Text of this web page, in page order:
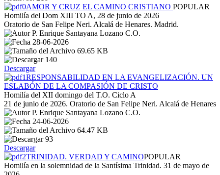
AMOR Y CRUZ EL CAMINO CRISTIANO POPULAR
Homilía del Dom XIII TO A, 28 de junio de 2026
Oratorio de San Felipe Neri. Alcalá de Henares. Madrid.
P. Enrique Santayana Lozano C.O.
28-06-2026
69.65 KB
140
Descargar
RESPONSABILIDAD EN LA EVANGELIZACIÓN. UN
ESLABÓN DE LA COMPASIÓN DE CRISTO
Homilía del XII domingo del T.O. Ciclo A
21 de junio de 2026. Oratorio de San Felipe Neri. Alcalá de Henares
P. Enrique Santayana Lozano C.O.
24-06-2026
64.47 KB
93
Descargar
TRINIDAD. VERDAD Y CAMINOPOPULAR
Homilía en la solemnidad de la Santísima Trinidad. 31 de mayo de